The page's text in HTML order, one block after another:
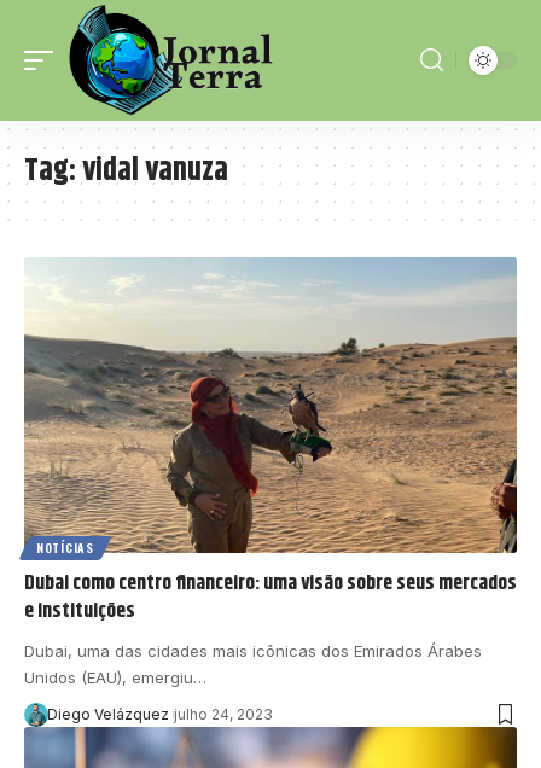
Tag:vidal vanuza
NOTÍCIAS
Dubai como centro financeiro: uma visão sobre seus mercados
e instituições
Dubai, uma das cidades mais icônicas dos Emirados Árabes
Unidos (EAU), emergiu…
Diego Velázquez julho 24, 2023